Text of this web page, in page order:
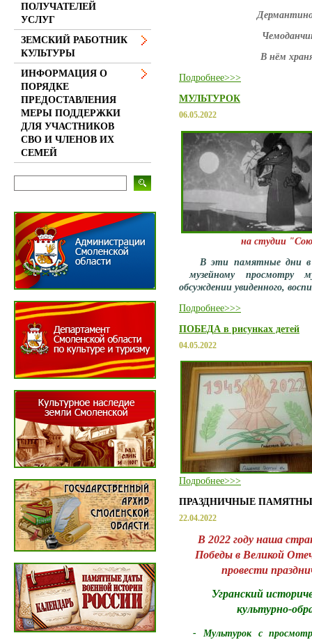
В нём
Подробнее>>>
МУЛЬТУРОК
06.05.2022
на студии
В эти памятные дни в
музейному просмотру
обсуждении увиденного,
Подробнее>>>
ПОБЕДА в рисунках детей
04.05.2022
Подробнее>>>
ПРАЗДНИЧНЫЕ
22.04.2022
В 2022 году наша
Победы в Великой
провести
Угранский
культурно-
- Мультурок с
ПОЛУЧАТЕЛЕЙ
УСЛУГ
ЗЕМСКИЙ РАБОТНИК
КУЛЬТУРЫ
ИНФОРМАЦИЯ О
ПОРЯДКЕ
ПРЕДОСТАВЛЕНИЯ
МЕРЫ ПОДДЕРЖКИ
ДЛЯ УЧАСТНИКОВ
СВО И ЧЛЕНОВ ИХ
СЕМЕЙ